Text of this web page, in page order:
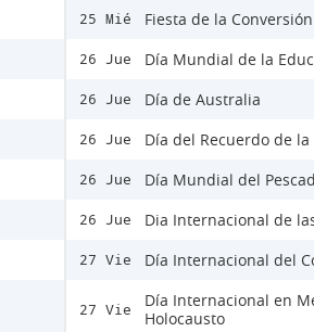
25 Mié Fiesta de la
26 Jue Día Mundial de la
26 Jue Día de Australia
26 Jue Día del Recuerdo de la
26 Jue Día Mundial del
26 Jue Dia Internacional de
27 Vie Día Internacional del
27 Vie
Día Internacional en
Holocausto